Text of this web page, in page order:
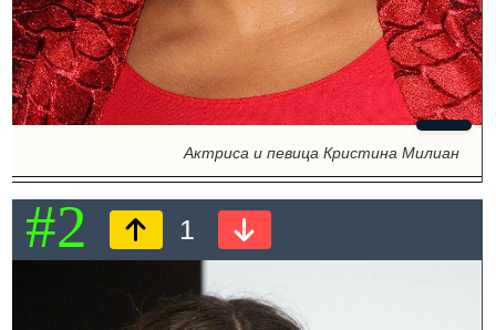
Актриса и певица Кристина Милиан
#2 1